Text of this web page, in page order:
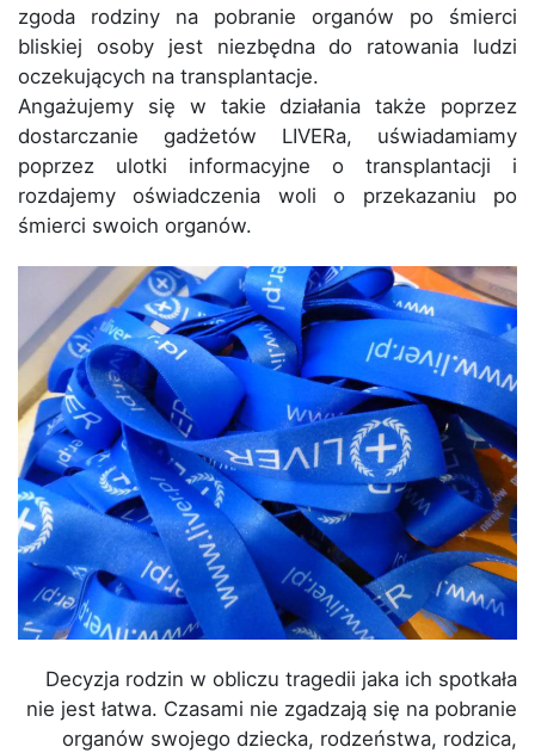
zgoda rodziny na pobranie organów po śmierci
bliskiej osoby jest niezbędna do ratowania ludzi
oczekujących na transplantacje.
Angażujemy się w takie działania także poprzez
dostarczanie gadżetów LIVERa, uświadamiamy
poprzez ulotki informacyjne o transplantacji i
rozdajemy oświadczenia woli o przekazaniu po
śmierci swoich organów.
Decyzja rodzin w obliczu tragedii jaka ich spotkała
nie jest łatwa. Czasami nie zgadzają się na pobranie
organów swojego dziecka, rodzeństwa, rodzica,